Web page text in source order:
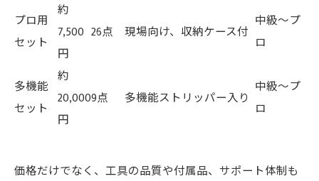
プロ用
セット
約
7,500
円
26点 現場向け、収納ケース付
中級～プ
ロ
多機能
セット
約
20,000
円
9点 多機能ストリッパー入り
中級～プ
ロ
価格だけでなく、工具の品質や付属品、サポート体制も